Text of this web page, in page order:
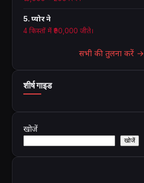
5. प्योर ने
4 किस्तों में ₹90,000 जीते।
सभी की तुलना करें →
शीर्ष गाइड
खोजें
खोजें